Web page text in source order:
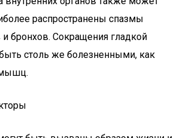
распространены спазмы
бронхов. Сокращения гладкой
столь же болезненными, как